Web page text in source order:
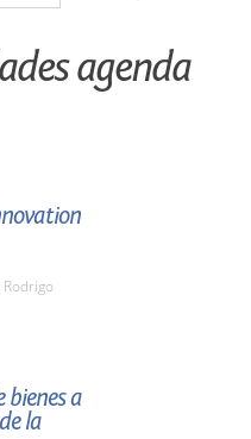
agenda
Rodrigo
bienes a
la